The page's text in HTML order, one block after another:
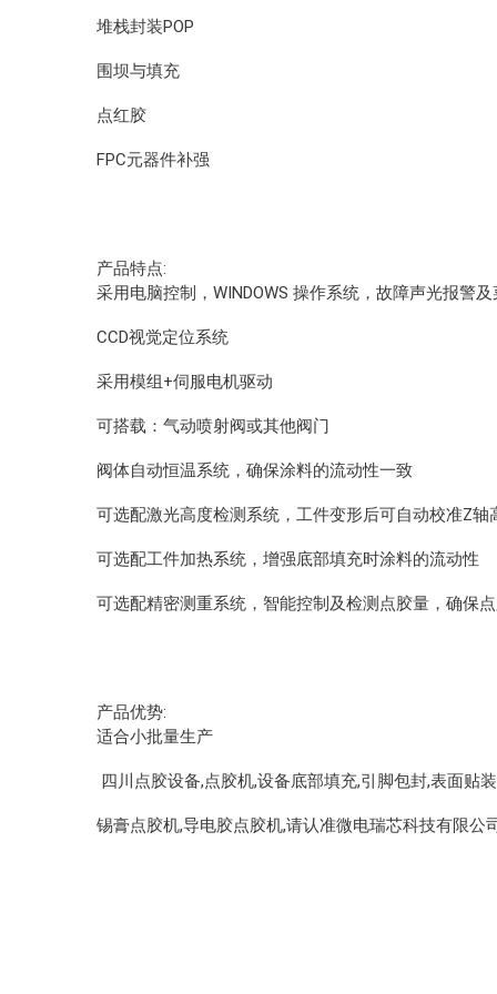
堆栈封装POP
围坝与填充
点红胶
FPC元器件补强
产品特点:
采用电脑控制，WINDOWS 操作系统，故障声光报警
CCD视觉定位系统
采用模组+伺服电机驱动
可搭载：气动喷射阀或其他阀门
阀体自动恒温系统，确保涂料的流动性一致
可选配激光高度检测系统，工件变形后可自动校准Z轴
可选配工件加热系统，增强底部填充时涂料的流动性
可选配精密测重系统，智能控制及检测点胶量，确保
产品优势:
适合小批量生产
四川点胶设备,点胶机,设备底部填充,引脚包封,表面贴
锡膏点胶机,导电胶点胶机,请认准微电瑞芯科技有限公